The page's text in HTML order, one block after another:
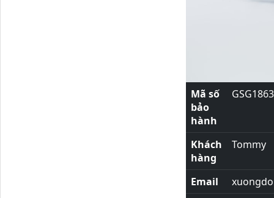
Mã số
bảo
hành
GSG1863
Khách
hàng
Tommy
Email